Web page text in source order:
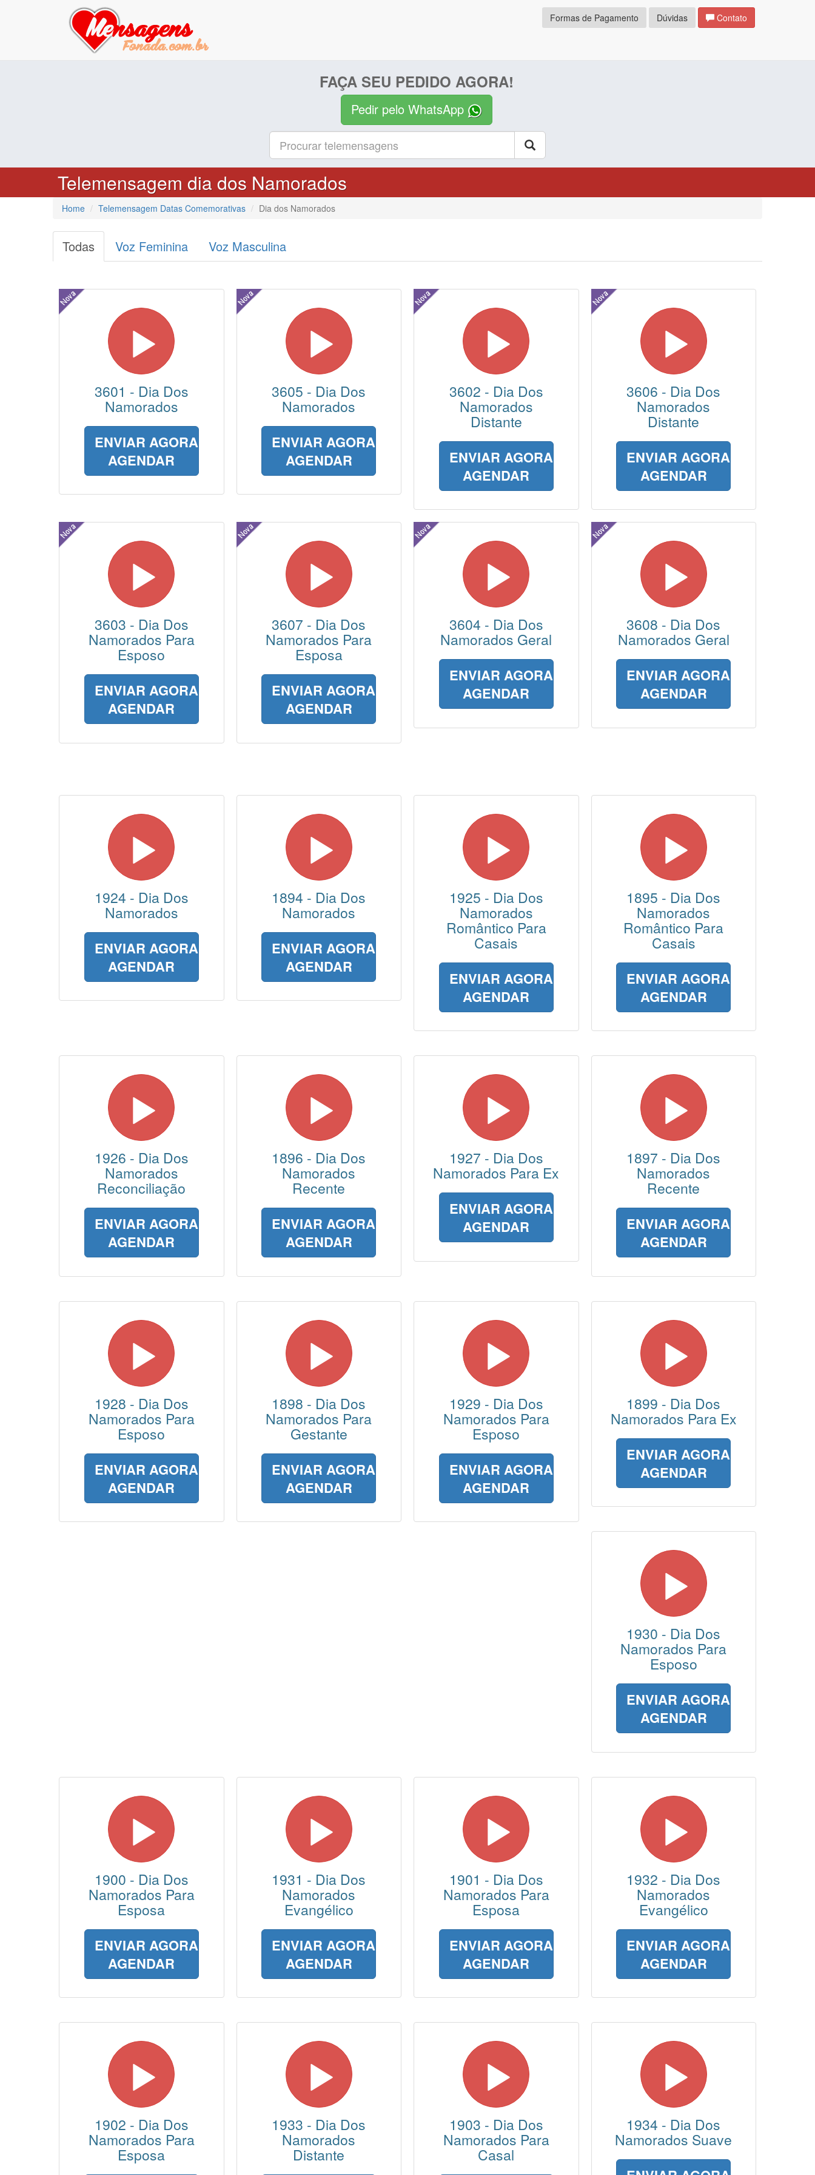
Formas de Pagamento Dúvidas Contato
FAÇA SEU PEDIDO AGORA!
Pedir pelo WhatsApp
Telemensagem dia dos Namorados
Home Telemensagem Datas Comemorativas Dia dos Namorados
Todas Voz Feminina Voz Masculina
3601 - Dia Dos
Namorados
ENVIAR AGORA
AGENDAR
3605 - Dia Dos
Namorados
ENVIAR AGORA
AGENDAR
3602 - Dia Dos
Namorados
Distante
ENVIAR AGORA
AGENDAR
3606 - Dia Dos
Namorados
Distante
ENVIAR AGORA
AGENDAR
3603 - Dia Dos
Namorados Para
Esposo
ENVIAR AGORA
AGENDAR
3607 - Dia Dos
Namorados Para
Esposa
ENVIAR AGORA
AGENDAR
3604 - Dia Dos
Namorados Geral
ENVIAR AGORA
AGENDAR
3608 - Dia Dos
Namorados Geral
ENVIAR AGORA
AGENDAR
1924 - Dia Dos
Namorados
ENVIAR AGORA
AGENDAR
1894 - Dia Dos
Namorados
ENVIAR AGORA
AGENDAR
1925 - Dia Dos
Namorados
Romântico Para
Casais
ENVIAR AGORA
AGENDAR
1895 - Dia Dos
Namorados
Romântico Para
Casais
ENVIAR AGORA
AGENDAR
1926 - Dia Dos
Namorados
Reconciliação
ENVIAR AGORA
AGENDAR
1896 - Dia Dos
Namorados
Recente
ENVIAR AGORA
AGENDAR
1927 - Dia Dos
Namorados Para Ex
ENVIAR AGORA
AGENDAR
1897 - Dia Dos
Namorados
Recente
ENVIAR AGORA
AGENDAR
1928 - Dia Dos
Namorados Para
Esposo
ENVIAR AGORA
AGENDAR
1898 - Dia Dos
Namorados Para
Gestante
ENVIAR AGORA
AGENDAR
1929 - Dia Dos
Namorados Para
Esposo
ENVIAR AGORA
AGENDAR
1899 - Dia Dos
Namorados Para Ex
ENVIAR AGORA
AGENDAR
1930 - Dia Dos
Namorados Para
Esposo
ENVIAR AGORA
AGENDAR
1900 - Dia Dos
Namorados Para
Esposa
ENVIAR AGORA
AGENDAR
1931 - Dia Dos
Namorados
Evangélico
ENVIAR AGORA
AGENDAR
1901 - Dia Dos
Namorados Para
Esposa
ENVIAR AGORA
AGENDAR
1932 - Dia Dos
Namorados
Evangélico
ENVIAR AGORA
AGENDAR
1902 - Dia Dos
Namorados Para
Esposa
1933 - Dia Dos
Namorados
Distante
1903 - Dia Dos
Namorados Para
Casal
1934 - Dia Dos
Namorados Suave